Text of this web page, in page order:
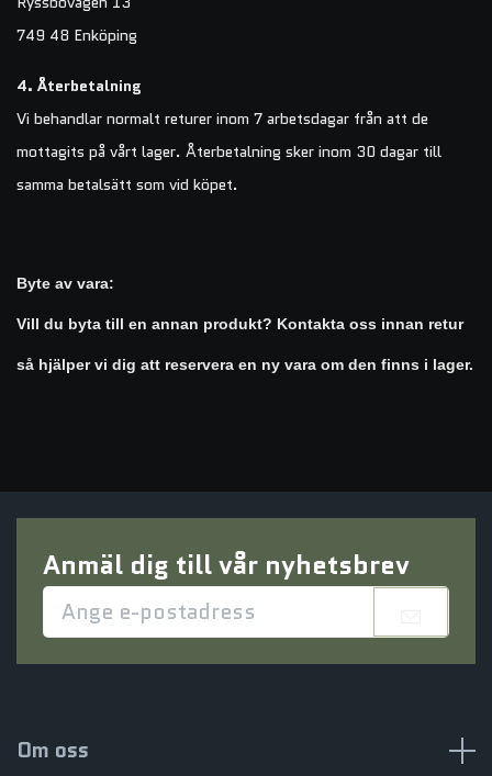
749 48 Enköping
4. Återbetalning
Vi behandlar normalt returer inom 7 arbetsdagar från att de
mottagits på vårt lager. Återbetalning sker inom 30 dagar till
samma betalsätt som vid köpet.
Byte av vara:
Vill du byta till en annan produkt? Kontakta oss innan retur
så hjälper vi dig att reservera en ny vara om den finns i lager.
Anmäl dig till vår nyhetsbrev
Om oss